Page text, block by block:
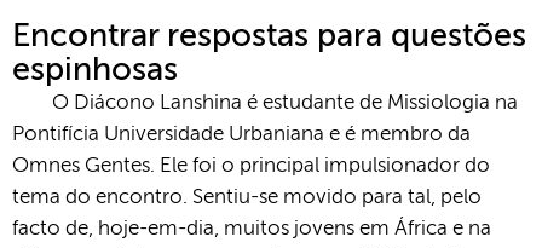
Encontrar respostas para questões
espinhosas
O Diácono Lanshina é estudante de Missiologia na
Pontifícia Universidade Urbaniana e é membro da
Omnes Gentes. Ele foi o principal impulsionador do
tema do encontro. Sentiu-se movido para tal, pelo
facto de, hoje-em-dia, muitos jovens em África e na